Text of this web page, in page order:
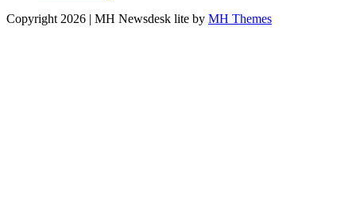
Copyright 2026 | MH Newsdesk lite by MH Themes